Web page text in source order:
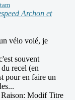
Archon et
vélo volé, je
souvent
recel (en
pour en faire un
Raison: Modif Titre